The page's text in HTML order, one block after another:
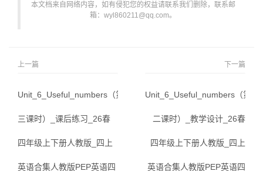
本文档来自网络内容，如有侵犯您的权益请联系我们删除，联系邮
箱：wyl860211@qq.com。
上一篇
Unit_6_Useful_numbers（第
三课时）_课后练习_26春
四年级上下册人教版_四上
英语合集人教版PEP英语四
下一篇
Unit_6_Useful_numbers（第
二课时）_教学设计_26春
四年级上下册人教版_四上
英语合集人教版PEP英语四